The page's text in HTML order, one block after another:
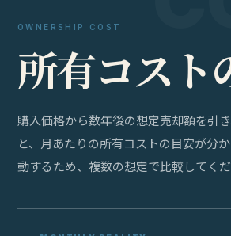
OWNERSHIP COST
所有コス ト
購入価格から数年後の想定売却額を引
と、月あたりの所有コストの目安が分
動するため、複数の想定で比較してくだ